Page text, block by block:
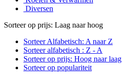
Diversen
Sorteer op prijs: Laag naar hoog
Sorteer Alfabetisch: A naar Z
Sorteer alfabetisch : Z - A
Sorteer op prijs: Hoog naar laag
Sorteer op populariteit